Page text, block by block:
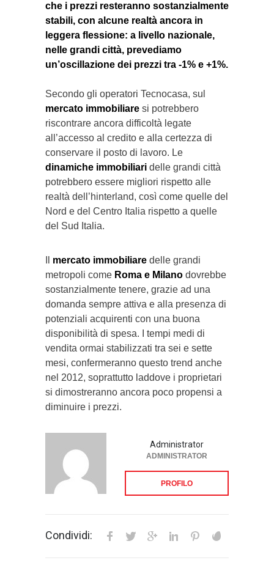
che i prezzi resteranno sostanzialmente
stabili, con alcune realtà ancora in
leggera flessione: a livello nazionale,
nelle grandi città, prevediamo
un’oscillazione dei prezzi tra -1% e +1%.
Secondo gli operatori Tecnocasa, sul
mercato immobiliare si potrebbero
riscontrare ancora difficoltà legate
all’accesso al credito e alla certezza di
conservare il posto di lavoro. Le
dinamiche immobiliari delle grandi città
potrebbero essere migliori rispetto alle
realtà dell’hinterland, così come quelle del
Nord e del Centro Italia rispetto a quelle
del Sud Italia.
mercato immobiliare delle grandi
metropoli come Roma e Milano dovrebbe
sostanzialmente tenere, grazie ad una
domanda sempre attiva e alla presenza di
potenziali acquirenti con una buona
disponibilità di spesa. I tempi medi di
vendita ormai stabilizzati tra sei e sette
mesi, confermeranno questo trend anche
nel 2012, soprattutto laddove i proprietari
si dimostreranno ancora poco propensi a
diminuire i prezzi.
Administrator
ADMINISTRATOR
PROFILO
Condividi: